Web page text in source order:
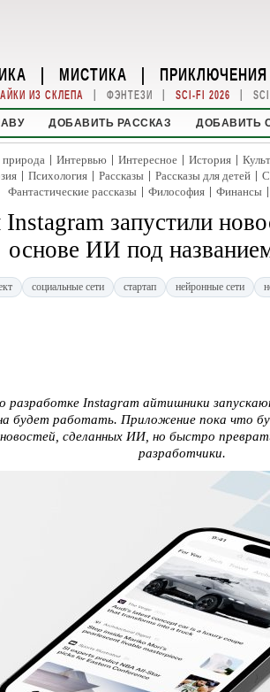
| МИСТИКА | ПРИКЛЮЧЕНИЯ
ИЗ СКЛЕПА | ФЭНТЕЗИ | SCI-FI 2026 |
ДОБАВИТЬ РАССКАЗ ДОБАВИТЬ
| Интервью | Интересное | История |
| Психология | Рассказы | Рассказы для детей |
Фантастические рассказы | Философия | Финансы |
запустили
основе ИИ под
социальные сети стартап нейронные сети
разработке Instagram айтишники
будет работать. Приложение пока что
сделанных ИИ, но быстро
разработчики.